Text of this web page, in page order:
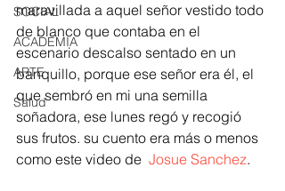
SOCIAL
ACADEMIA
ARTE
Salud
maravillada a aquel señor vestido todo
de blanco que contaba en el
escenario descalso sentado en un
banquillo, porque ese señor era él, el
que sembró en mi una semilla
soñadora, ese lunes regó y recogió
sus frutos. su cuento era más o menos
como este video de Josue Sanchez.